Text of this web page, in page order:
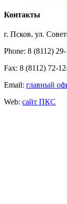
Контакты
г. Псков, ул.
Phone: 8 (8112)
Fax: 8 (8112) 72-
Email: главный
Web: сайт ПКС